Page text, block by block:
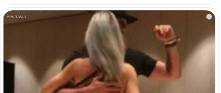
i